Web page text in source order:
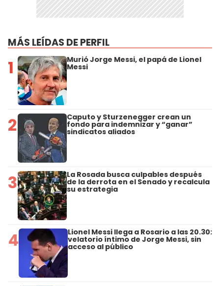
MÁS LEÍDAS DE PERFIL
1 Murió Jorge Messi, el papá de Lionel
Messi
2 Caputo y Sturzenegger crean un
fondo para indemnizar y “ganar”
sindicatos aliados
3 La Rosada busca culpables después
de la derrota en el Senado y recalcula
su estrategia
4 Lionel Messi llega a Rosario a las 20.30:
velatorio íntimo de Jorge Messi, sin
acceso al público